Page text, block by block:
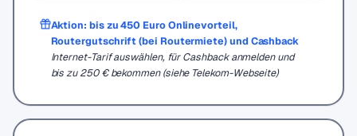
Aktion: bis zu 450 Euro Onlinevorteil,
Routergutschrift (bei Routermiete) und Cashback
Internet-Tarif auswählen, für Cashback anmelden und
bis zu 250 € bekommen (siehe Telekom-Webseite)